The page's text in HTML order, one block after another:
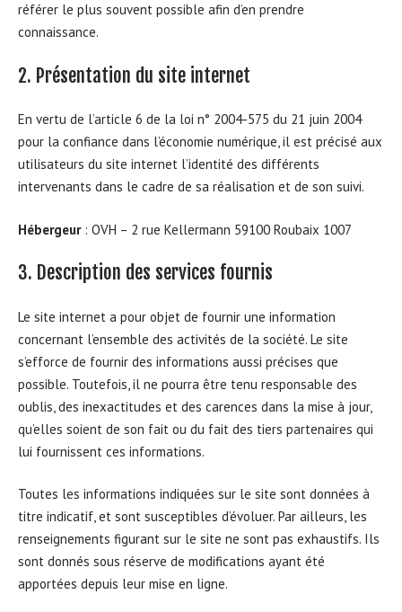
référer le plus souvent possible afin d’en prendre
connaissance.
2. Présentation du site internet
En vertu de l’article 6 de la loi n° 2004-575 du 21 juin 2004
pour la confiance dans l’économie numérique, il est précisé aux
utilisateurs du site internet l’identité des différents
intervenants dans le cadre de sa réalisation et de son suivi.
Hébergeur: OVH – 2 rue Kellermann 59100 Roubaix 1007
3. Description des services fournis
Le site internet a pour objet de fournir une information
concernant l’ensemble des activités de la société. Le site
s’efforce de fournir des informations aussi précises que
possible. Toutefois, il ne pourra être tenu responsable des
oublis, des inexactitudes et des carences dans la mise à jour,
qu’elles soient de son fait ou du fait des tiers partenaires qui
lui fournissent ces informations.
Toutes les informations indiquées sur le site sont données à
titre indicatif, et sont susceptibles d’évoluer. Par ailleurs, les
renseignements figurant sur le site ne sont pas exhaustifs. Ils
sont donnés sous réserve de modifications ayant été
apportées depuis leur mise en ligne.